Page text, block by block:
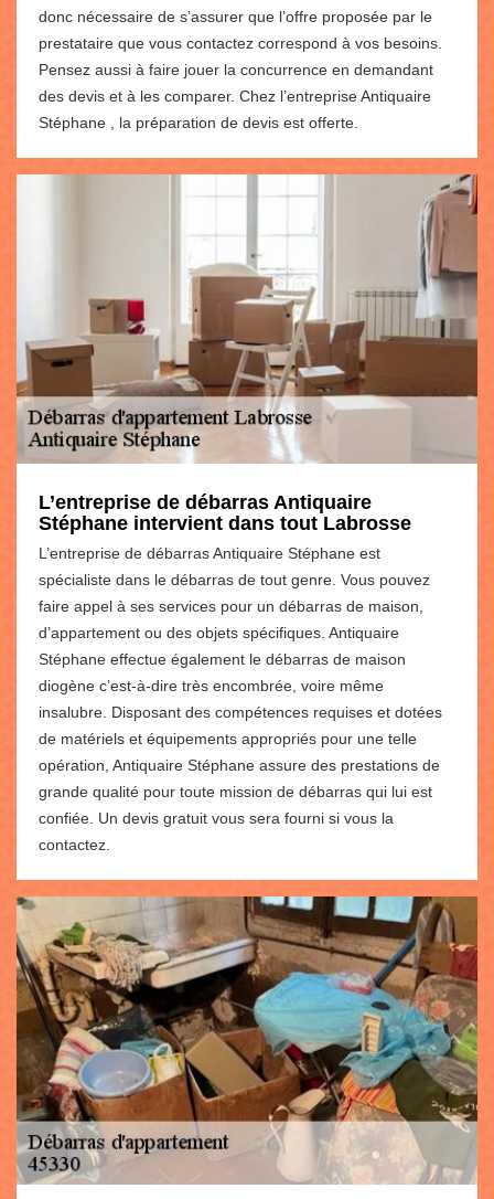
donc nécessaire de s’assurer que l’offre proposée par le
prestataire que vous contactez correspond à vos besoins.
Pensez aussi à faire jouer la concurrence en demandant
des devis et à les comparer. Chez l’entreprise Antiquaire
Stéphane , la préparation de devis est offerte.
L’entreprise de débarras Antiquaire
Stéphane intervient dans tout Labrosse
L’entreprise de débarras Antiquaire Stéphane est
spécialiste dans le débarras de tout genre. Vous pouvez
faire appel à ses services pour un débarras de maison,
d’appartement ou des objets spécifiques. Antiquaire
Stéphane effectue également le débarras de maison
diogène c’est-à-dire très encombrée, voire même
insalubre. Disposant des compétences requises et dotées
de matériels et équipements appropriés pour une telle
opération, Antiquaire Stéphane assure des prestations de
grande qualité pour toute mission de débarras qui lui est
confiée. Un devis gratuit vous sera fourni si vous la
contactez.